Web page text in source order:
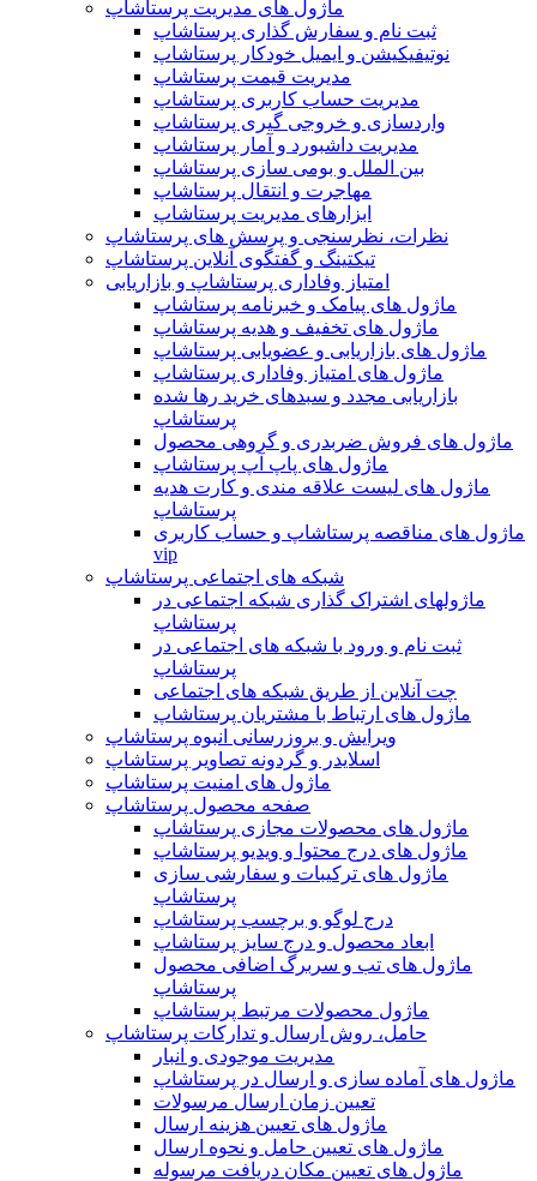
ماژول های مدیریت پرستاشاپ
ثبت نام و سفارش گذاری پرستاشاپ
نوتیفیکیشن و ایمیل خودکار پرستاشاپ
مدیریت قیمت پرستاشاپ
مدیریت حساب کاربری پرستاشاپ
واردسازی و خروجی گیری پرستاشاپ
مدیریت داشبورد و آمار پرستاشاپ
بین الملل و بومی سازی پرستاشاپ
مهاجرت و انتقال پرستاشاپ
ابزارهای مدیریت پرستاشاپ
نظرات، نظرسنجی و پرسش های پرستاشاپ
تیکتینگ و گفتگوی آنلاین پرستاشاپ
امتیاز وفاداری پرستاشاپ و بازاریابی
ماژول های پیامک و خبرنامه پرستاشاپ
ماژول های تخفیف و هدیه پرستاشاپ
ماژول های بازاریابی و عضویابی پرستاشاپ
ماژول های امتیاز وفاداری پرستاشاپ
بازاریابی مجدد و سبدهای خرید رها شده
پرستاشاپ
ماژول های فروش ضربدری و گروهی محصول
ماژول های پاپ آپ پرستاشاپ
ماژول های لیست علاقه مندی و کارت هدیه
پرستاشاپ
ماژول های مناقصه پرستاشاپ و حساب کاربری
vip
شبکه های اجتماعی پرستاشاپ
ماژولهای اشتراک‌ گذاری شبکه اجتماعی در
پرستاشاپ
ثبت نام و ورود با شبکه های اجتماعی در
پرستاشاپ
چت آنلاین از طریق شبکه های اجتماعی
ماژول های ارتباط با مشتریان پرستاشاپ
ویرایش و بروزرسانی انبوه پرستاشاپ
اسلایدر و گردونه تصاویر پرستاشاپ
ماژول های امنیت پرستاشاپ
صفحه محصول پرستاشاپ
ماژول های محصولات مجازی پرستاشاپ
ماژول های درج محتوا و ویدیو پرستاشاپ
ماژول های ترکیبات و سفارشی سازی
پرستاشاپ
درج لوگو و برچسب پرستاشاپ
ابعاد محصول و درج سایز پرستاشاپ
ماژول های تب و سربرگ اضافی محصول
پرستاشاپ
ماژول محصولات مرتبط پرستاشاپ
حامل، روش ارسال و تدارکات پرستاشاپ
مدیریت موجودی و انبار
ماژول های آماده سازی و ارسال در پرستاشاپ
تعیین زمان ارسال مرسولات
ماژول های تعیین هزینه ارسال
ماژول های تعیین حامل و نحوه ارسال
ماژول های تعیین مکان دریافت مرسوله